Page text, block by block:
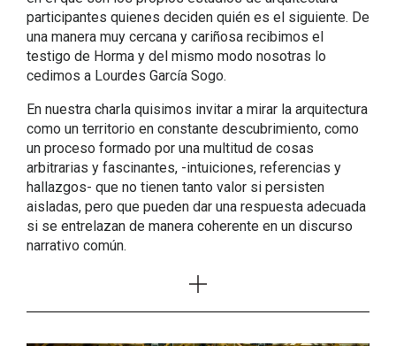
participantes quienes deciden quién es el siguiente. De
una manera muy cercana y cariñosa recibimos el
testigo de Horma y del mismo modo nosotras lo
cedimos a Lourdes García Sogo.
En nuestra charla quisimos invitar a mirar la arquitectura
como un territorio en constante descubrimiento, como
un proceso formado por una multitud de cosas
arbitrarias y fascinantes, -intuiciones, referencias y
hallazgos- que no tienen tanto valor si persisten
aisladas, pero que pueden dar una respuesta adecuada
si se entrelazan de manera coherente en un discurso
narrativo común.